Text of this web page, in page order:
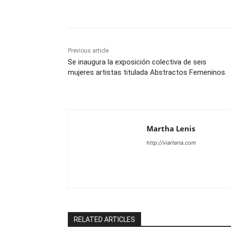
Previous article
Se inaugura la exposición colectiva de seis
mujeres artistas titulada Abstractos Femeninos.
Martha Lenis
http://viarteria.com
RELATED ARTICLES